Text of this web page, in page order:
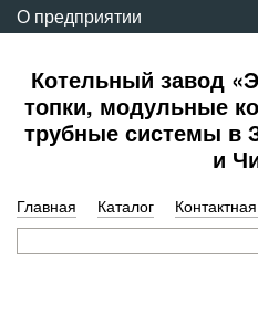
О предприятии
Котельный завод
топки, модульные
трубные системы в
и
Главная Каталог